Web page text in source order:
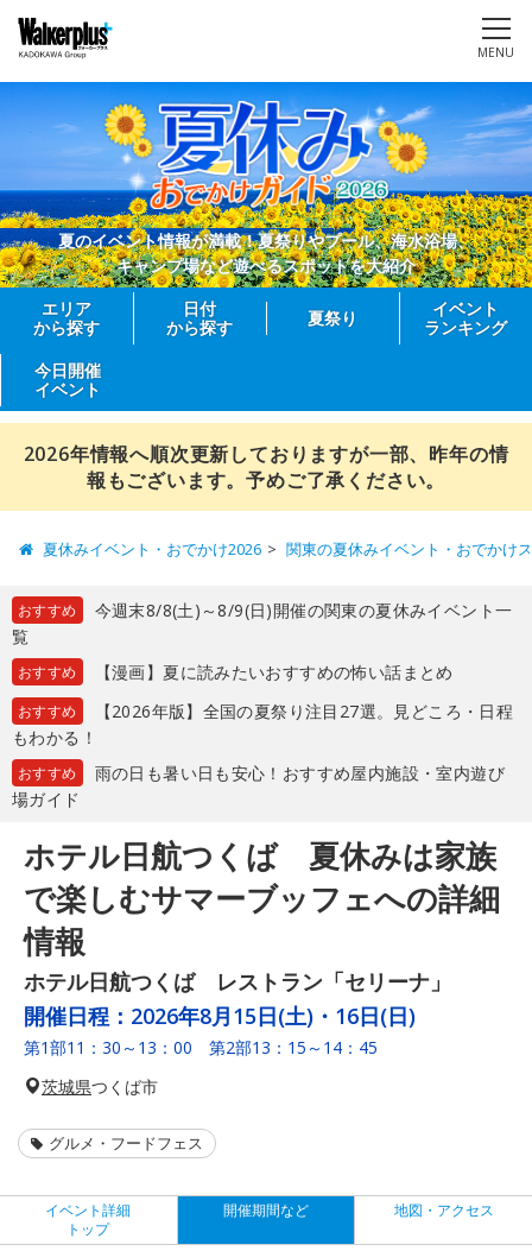
MENU
夏のイベント情報が満載！夏祭りやプール、海水浴場、
キャンプ場など遊べるスポットを大紹介
エリア
から探す
日付
から探す
夏祭り
イベント
ランキング
今日開催
イベント
2026年情報へ順次更新しておりますが一部、昨年の情
報もございます。予めご了承ください。
夏休みイベント・おでかけ2026 関東の夏休みイベント・おでかけ
おすすめ
今週末8/8(土)～8/9(日)開催の関東の夏休みイベント一
覧
おすすめ 【漫画】夏に読みたいおすすめの怖い話まとめ
おすすめ
【2026年版】全国の夏祭り注目27選。見どころ・日程
もわかる！
おすすめ
雨の日も暑い日も安心！おすすめ屋内施設・室内遊び
場ガイド
ホテル日航つくば 夏休みは家族
で楽しむサマーブッフェへの詳細
情報
ホテル日航つくば レストラン「セリーナ」
開催日程： 2026年8月15日(土)・16日(日)
第1部11：30～13：00 第2部13：15～14：45
茨城県つくば市
グルメ・フードフェス
イベント詳細
トップ
開催期間など 地図・アクセス